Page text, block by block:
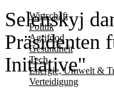
Wirtschaft
Politik
Agrifood
Gesundheit
Tech
Energie, Umwelt &
Verteidigung
Selenskyj
Präsidenten
Initiative"